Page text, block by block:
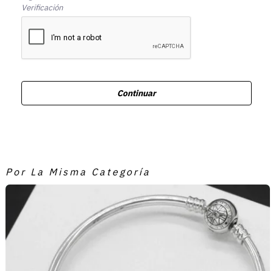
Verificación
Continuar
Por La Misma Categoría